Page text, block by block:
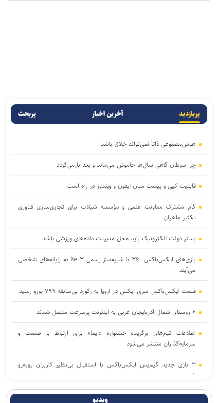
پربازدید آخرین اخبار پربحث
هوش‌مصنوعی ذاتاً نمی‌تواند خلاق باشد
چرا سرطان گاهی سال‌ها خاموش می‌ماند و بعد بازمی‌گردد
قابلیت کپی و پیست میان آیفون و ویندوز در راه است
گام مشترک معاونت علمی و مؤسسه شیلات برای تجاری‌سازی فناوری
تکثیر ماهیان
بستر دولت الکترونیک باید محل مدیریت داده‌‌های ورزشی باشد
بازی‌های ایکس‌باکس ۳۶۰ با شبیه‌ساز رسمی Xe۰۳ به رایانه‌های شخصی
می‌آیند
قیمت ایکس‌باکس سری ایکس در اروپا به رکورد بی‌سابقه ۷۹۹ یورو رسید
۶ روستای شمال آذربایجان غربی به اینترنت پرسرعت متصل شدند
اطلاعات تیم‌های برگزیده جشنواره «ایما» برای ارتباط با صنعت و
سرمایه‌گذاران منتشر می‌شود
۳ بازی جدید گیم‌پس ایکس‌باکس با استقبال بی‌نظیر کاربران روبه‌رو
شدند
اوپو حسگرهای ۵۰ مگاپیکسلی جدید را روی فایند X۱۰ اولترا آزمایش
ویدیو